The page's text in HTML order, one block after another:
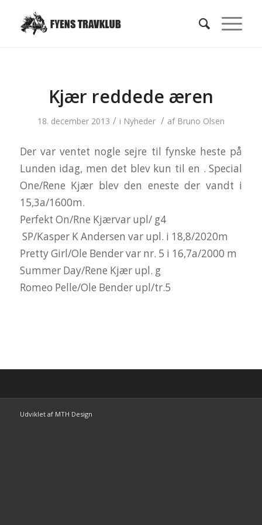
Kjær reddede æren
18. december 2013 / i Nyheder / af Bruno Olsen
Der var ventet nogle sejre til fynske heste på
Lunden idag, men det blev kun til en . Special
One/Rene Kjær blev den eneste der vandt i
15,3a/1600m.
Perfekt On/Rne Kjærvar upl/ g4
SP/Kasper K Andersen var upl. i 18,8/2020m
Pretty Girl/Ole Bender var nr. 5 i 16,7a/2000 m
Summer Day/Rene Kjær upl. g
Romeo Pelle/Ole Bender upl/tr.5
Udviklet af MTH Design